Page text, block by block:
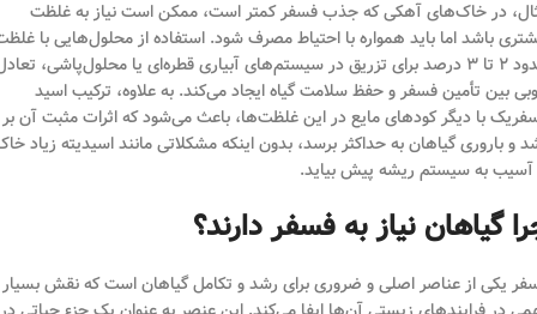
در خاک‌های آهکی که جذب فسفر کمتر است، ممکن است نیاز به غلظت
باشد اما باید همواره با احتیاط مصرف شود. استفاده از محلول‌هایی با
حدود ۲ تا ۳ درصد برای تزریق در سیستم‌های آبیاری قطره‌ای یا محلول‌پاشی،
بین تأمین فسفر و حفظ سلامت گیاه ایجاد می‌کند. به علاوه، ترکیب اسید
با دیگر کودهای مایع در این غلظت‌ها، باعث می‌شود که اثرات مثبت آن بر
و باروری گیاهان به حداکثر برسد، بدون اینکه مشکلاتی مانند اسیدیته زیاد
آسیب به سیستم ریشه پیش بیاید.
گیاهان نیاز به فسفر دارند؟
یکی از عناصر اصلی و ضروری برای رشد و تکامل گیاهان است که نقش بسیار